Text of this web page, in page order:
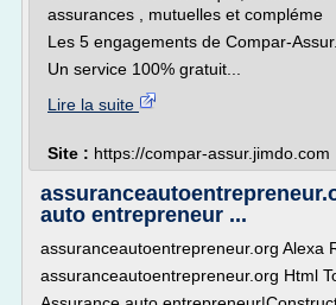
assurances , mutuelles et compléme
Les 5 engagements de Compar-
Un service 100% gratuit...
Lire la suite
Site : https://compar-assur.jimdo.com
auto entrepreneur ...
assuranceautoentrepreneur.org Alexa
assuranceautoentrepreneur.org Html